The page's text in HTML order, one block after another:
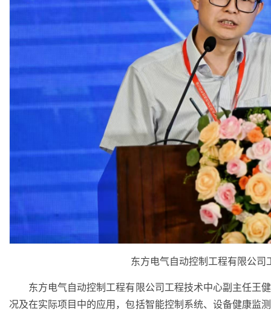
东方电气自动控制工程有限公
东方电气自动控制工程有限公司工程技术中心副主任王
况及在实际项目中的应用，包括智能控制系统、设备健康监